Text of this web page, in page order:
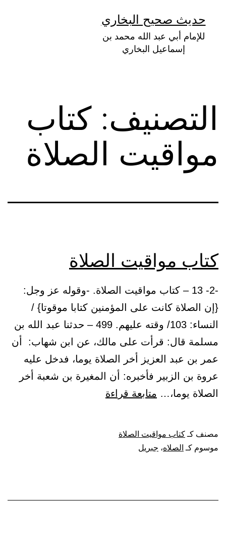
المحتوى
حديث صحيح البخاري
للإمام أبي عبد الله محمد بن
إسماعيل البخاري
التصنيف:كتاب
مواقيت الصلاة
كتاب مواقيت الصلاة
-2- 13 – كتاب مواقيت الصلاة. -وقوله عز وجل:
{إن الصلاة كانت على المؤمنين كتابا موقوتا} /
النساء: 103/ وقته عليهم. 499 – حدثنا عبد الله بن
مسلمة قال: قرأت على مالك، عن ابن شهاب: أن
عمر بن عبد العزيز أخر الصلاة يوما، فدخل عليه
عروة بن الزبير فأخبره: أن المغيرة بن شعبة أخر
الصلاة يوما،… متابعة قراءة
مصنف كـكتاب مواقيت الصلاة
موسوم كـ الصلاه، جبريل